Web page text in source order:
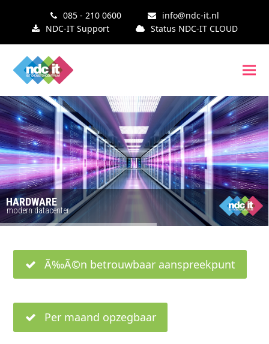
085 - 210 0600
info@ndc-it.nl
NDC-IT Support
Status NDC-IT CLOUD
HARDWARE
modern datacenter
Ã‰Ã©n betrouwbaar aanspreekpunt
Per maand opzegbaar